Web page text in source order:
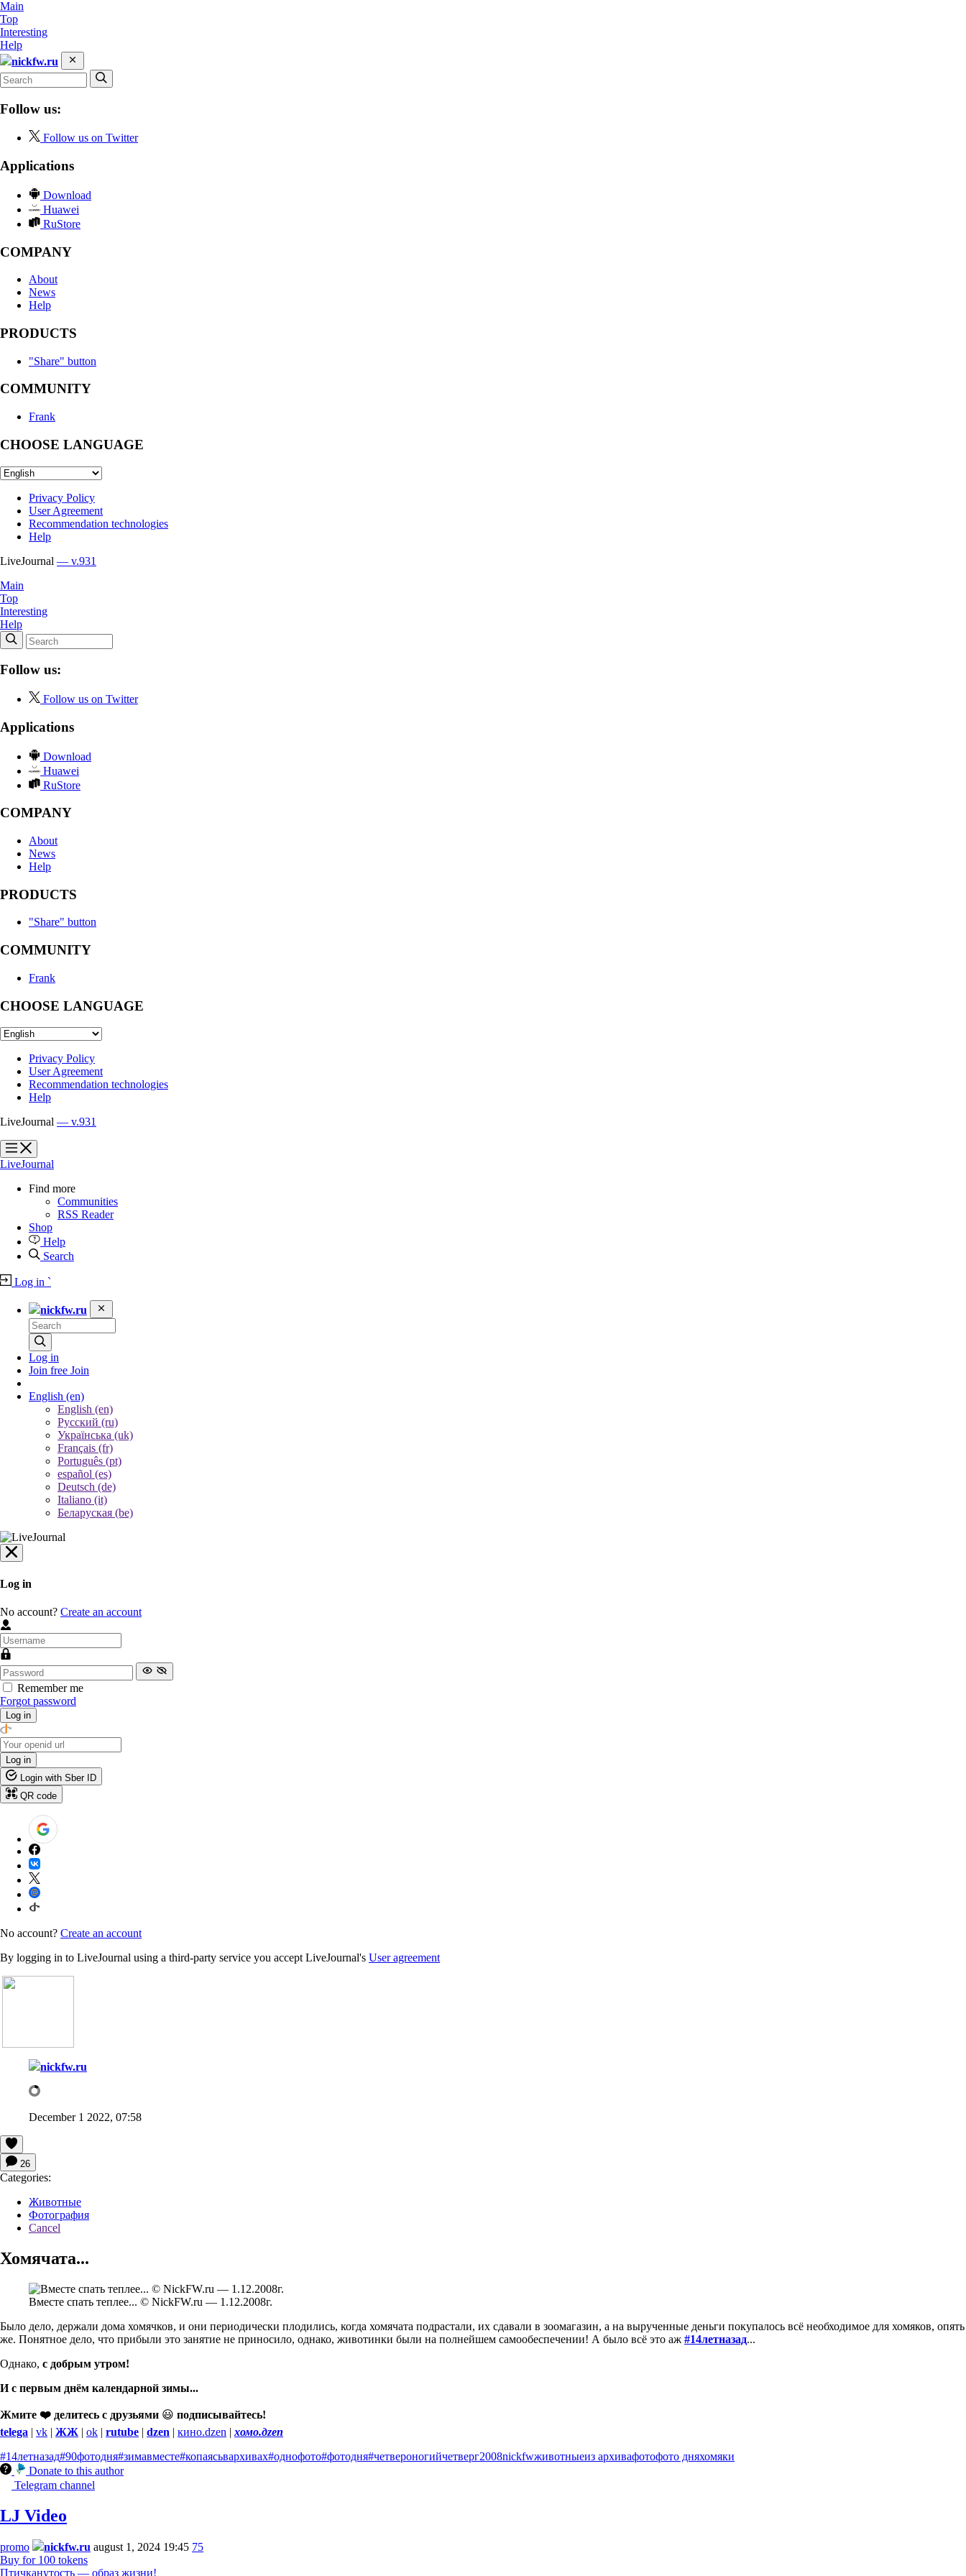
Main
Top
Interesting
Help
nickfw.ru
Follow us:
Follow us on Twitter
Applications
Download
Huawei
RuStore
COMPANY
About
News
Help
PRODUCTS
"Share" button
COMMUNITY
Frank
CHOOSE LANGUAGE
Privacy Policy
User Agreement
Recommendation technologies
Help
LiveJournal — v.931
Main
Top
Interesting
Help
Follow us:
Follow us on Twitter
Applications
Download
Huawei
RuStore
COMPANY
About
News
Help
PRODUCTS
"Share" button
COMMUNITY
Frank
CHOOSE LANGUAGE
Privacy Policy
User Agreement
Recommendation technologies
Help
LiveJournal — v.931
?
?
LiveJournal
Find more
Communities
RSS Reader
Shop
Help
Search
Log in `
nickfw.ru
Log in
Join free Join
English (en)
English (en)
Русский (ru)
Українська (uk)
Français (fr)
Português (pt)
español (es)
Deutsch (de)
Italiano (it)
Беларуская (be)
Log in
No account? Create an account
Remember me
Forgot password
Log in
Log in
Login with Sber ID
QR code
No account? Create an account
By logging in to LiveJournal using a third-party service you accept LiveJournal's User agreement
nickfw.ru
December 1 2022, 07:58
26
Categories:
Животные
Фотография
Cancel
Хомячата...
Вместе спать теплее... © NickFW.ru — 1.12.2008г.
Было дело, держали дома хомячков, и они периодически плодились, когда хомячата подрастали, их сдавали в зоомагазин, а на вырученные деньги покупалось всё необходимое для хомяков, опять
же. Понятное дело, что прибыли это занятие не приносило, однако, животинки были на полнейшем самообеспечении! А было всё это аж #14летназад...
Однако, с добрым утром!
И с первым днём календарной зимы...
Жмите ❤️ делитесь с друзьями 😃 подписывайтесь!
telega | vk | ЖЖ | ok | rutube | dzen | кино.dzen | хомо.дzen
#14летназад#90фотодня#зимавместе#копаясьвархивах#однофото#фотодня#четвероногийчетверг2008nickfwживотныеиз архивафотофото дняхомяки
Donate to this author
Telegram channel
LJ Video
promo nickfw.ru august 1, 2024 19:45 75
Buy for 100 tokens
Птичканутость — образ жизни!